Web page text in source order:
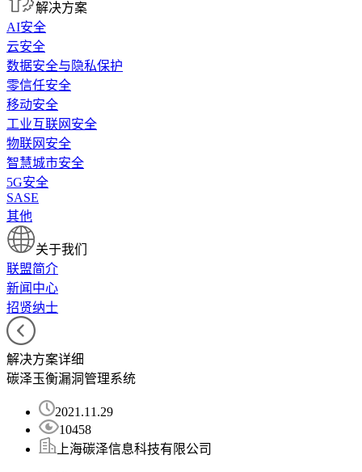
解决方案
AI安全
云安全
数据安全与隐私保护
零信任安全
移动安全
工业互联网安全
物联网安全
智慧城市安全
5G安全
SASE
其他
关于我们
联盟简介
新闻中心
招贤纳士
解决方案详细
碳泽玉衡漏洞管理系统
2021.11.29
10458
上海碳泽信息科技有限公司